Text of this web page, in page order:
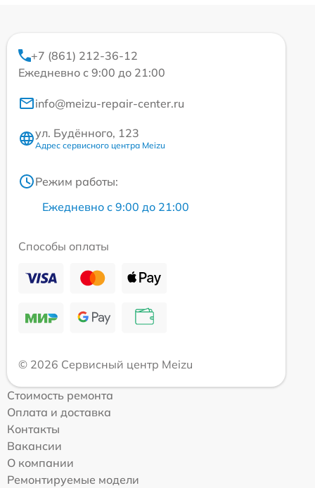
+7 (861) 212-36-12
Ежедневно с 9:00 до 21:00
info@meizu-repair-center.ru
ул. Будённого, 123
Адрес сервисного центра Meizu
Режим работы:
Ежедневно с 9:00 до 21:00
Способы оплаты
© 2026 Сервисный центр Meizu
Стоимость ремонта
Оплата и доставка
Контакты
Вакансии
О компании
Ремонтируемые модели